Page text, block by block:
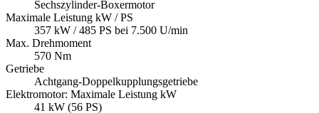
Sechszylinder-Boxermotor
Maximale Leistung kW / PS
357 kW / 485 PS bei 7.500 U/min
Max. Drehmoment
570 Nm
Getriebe
Achtgang-Doppelkupplungsgetriebe
Elektromotor: Maximale Leistung kW
41 kW (56 PS)